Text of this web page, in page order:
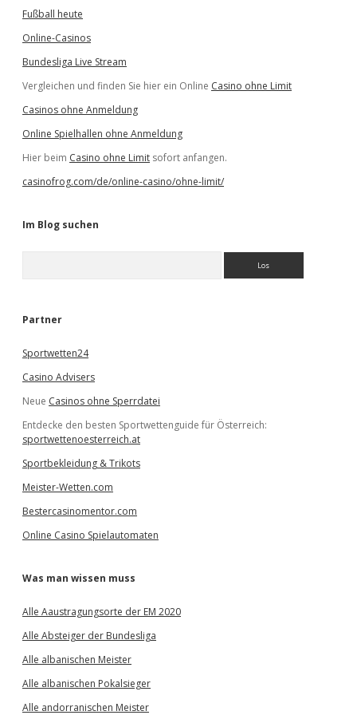
Fußball heute
Online-Casinos
Bundesliga Live Stream
Vergleichen und finden Sie hier ein Online Casino ohne Limit
Casinos ohne Anmeldung
Online Spielhallen ohne Anmeldung
Hier beim Casino ohne Limit sofort anfangen.
casinofrog.com/de/online-casino/ohne-limit/
Im Blog suchen
e
Partner
Sportwetten24
Casino Advisers
Neue Casinos ohne Sperrdatei
Entdecke den besten Sportwettenguide für Österreich:
sportwettenoesterreich.at
Sportbekleidung & Trikots
Meister-Wetten.com
Bestercasinomentor.com
Online Casino Spielautomaten
Was man wissen muss
Alle Aaustragungsorte der EM 2020
Alle Absteiger der Bundesliga
Alle albanischen Meister
Alle albanischen Pokalsieger
Alle andorranischen Meister